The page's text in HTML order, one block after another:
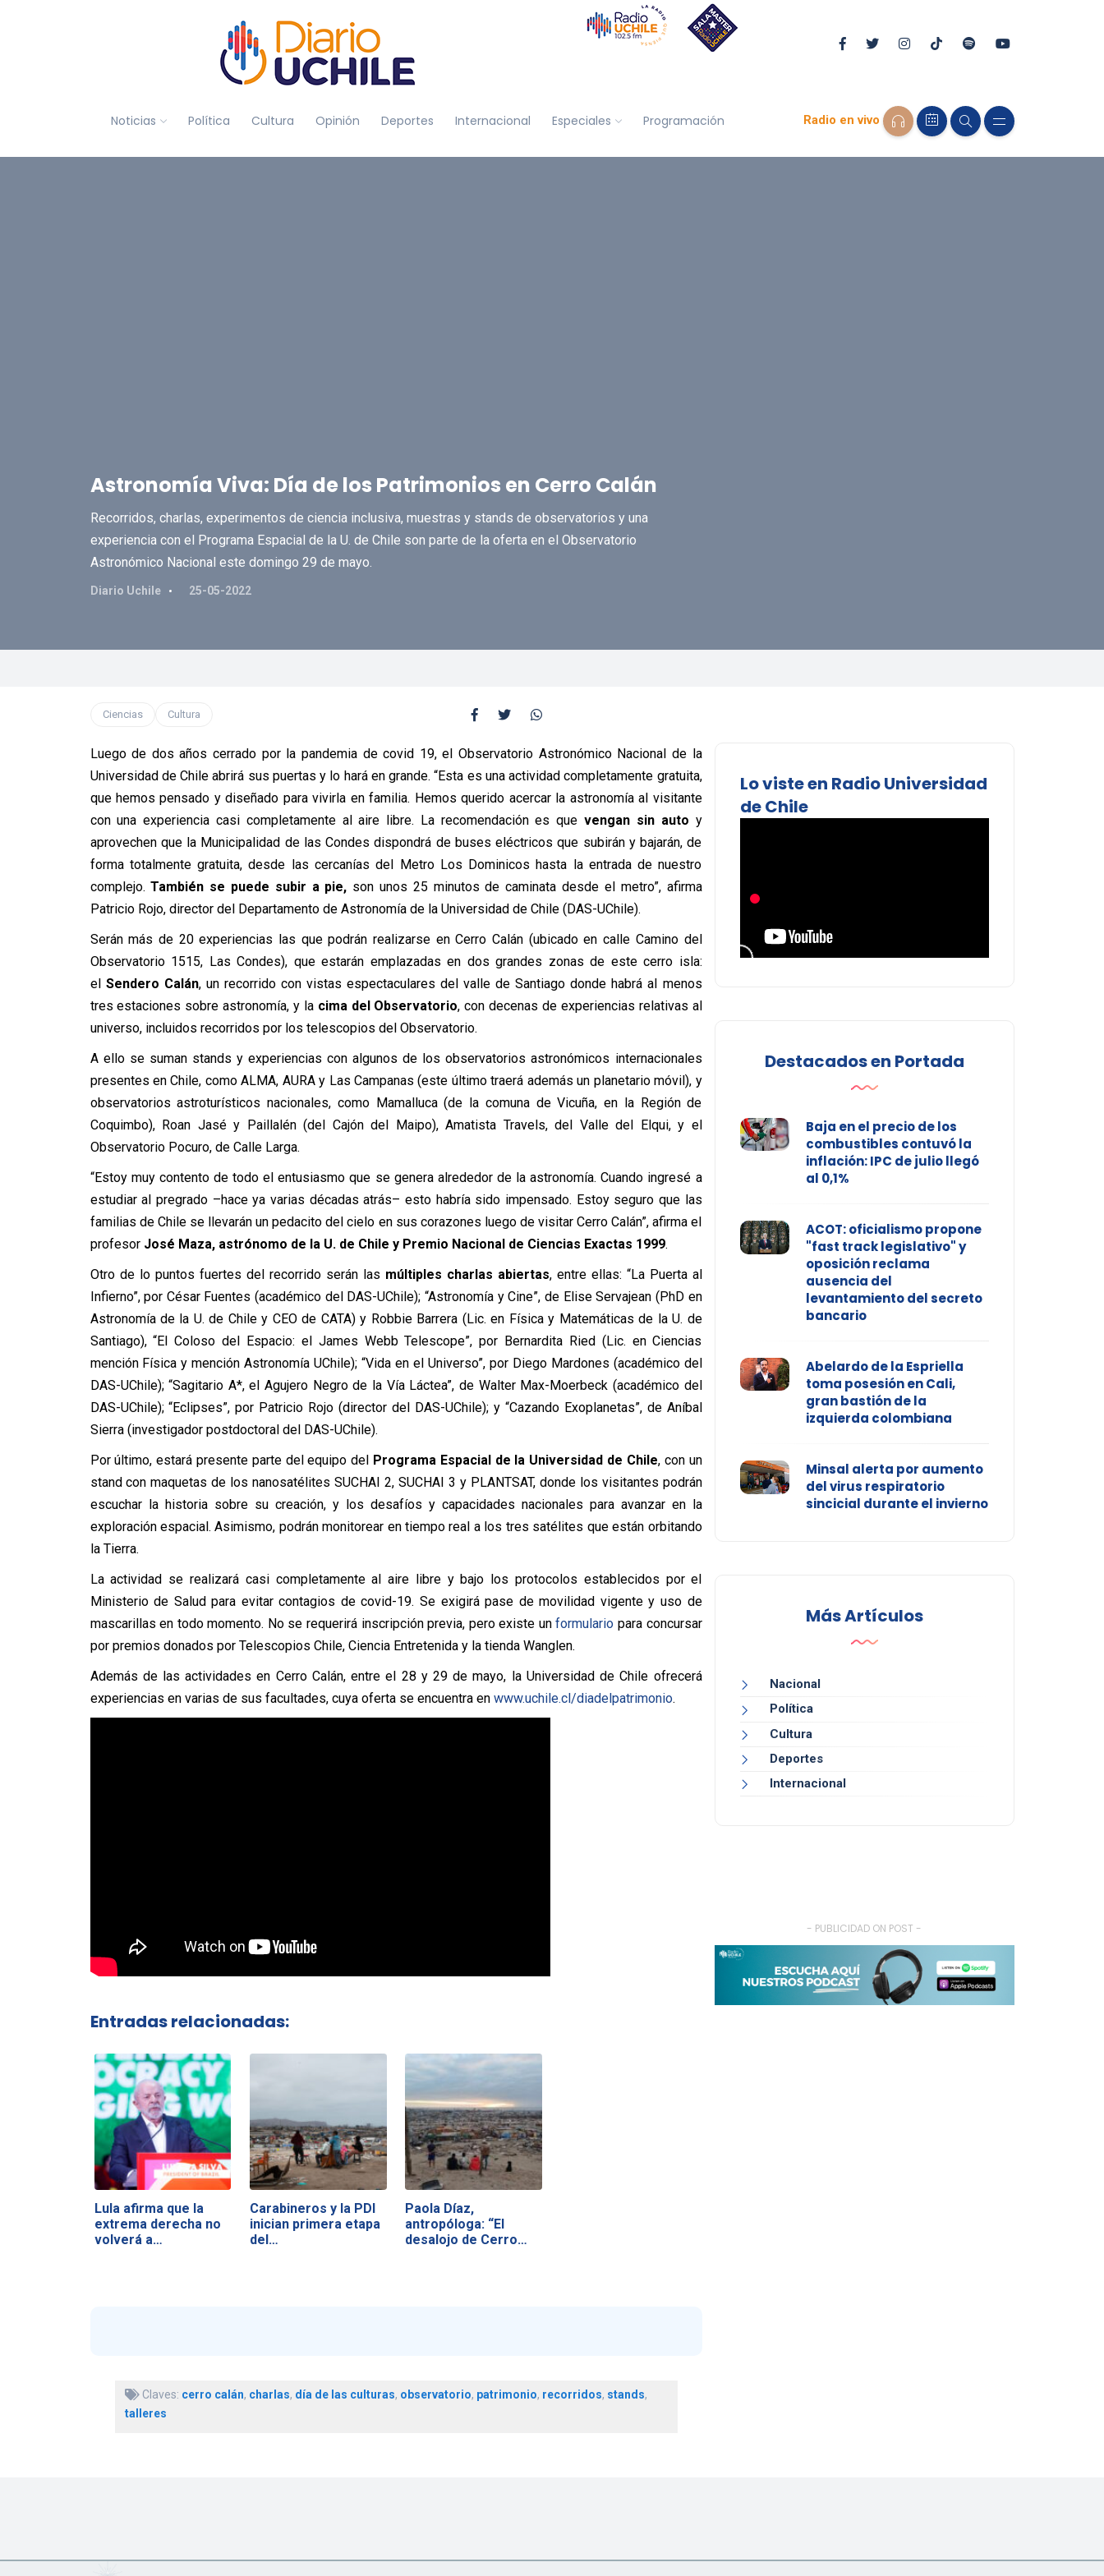
Noticias Política Cultura Opinión Deportes Internacional Especiales Programación Radio en vivo
Astronomía Viva: Día de los Patrimonios en Cerro Calán
Recorridos, charlas, experimentos de ciencia inclusiva, muestras y stands de observatorios y una
experiencia con el Programa Espacial de la U. de Chile son parte de la oferta en el Observatorio
Astronómico Nacional este domingo 29 de mayo.
Diario Uchile 25-05-2022
Ciencias Cultura
Luego de dos años cerrado por la pandemia de covid 19, el Observatorio Astronómico Nacional de la
Universidad de Chile abrirá sus puertas y lo hará en grande. “Esta es una actividad completamente gratuita,
que hemos pensado y diseñado para vivirla en familia. Hemos querido acercar la astronomía al visitante
con una experiencia casi completamente al aire libre. La recomendación es que vengan sin auto y
aprovechen que la Municipalidad de las Condes dispondrá de buses eléctricos que subirán y bajarán, de
forma totalmente gratuita, desde las cercanías del Metro Los Dominicos hasta la entrada de nuestro
complejo.También se puede subir a pie, son unos 25 minutos de caminata desde el metro”, afirma
Patricio Rojo, director del Departamento de Astronomía de la Universidad de Chile (DAS-UChile).
Serán más de 20 experiencias las que podrán realizarse en Cerro Calán (ubicado en calle Camino del
Observatorio 1515, Las Condes), que estarán emplazadas en dos grandes zonas de este cerro isla:
el Sendero Calán, un recorrido con vistas espectaculares del valle de Santiago donde habrá al menos
tres estaciones sobre astronomía, y la cima del Observatorio, con decenas de experiencias relativas al
universo, incluidos recorridos por los telescopios del Observatorio.
A ello se suman stands y experiencias con algunos de los observatorios astronómicos internacionales
presentes en Chile, como ALMA, AURA y Las Campanas (este último traerá además un planetario móvil), y
observatorios astroturísticos nacionales, como Mamalluca (de la comuna de Vicuña, en la Región de
Coquimbo), Roan Jasé y Paillalén (del Cajón del Maipo), Amatista Travels, del Valle del Elqui, y el
Observatorio Pocuro, de Calle Larga.
“Estoy muy contento de todo el entusiasmo que se genera alrededor de la astronomía. Cuando ingresé a
estudiar al pregrado –hace ya varias décadas atrás– esto habría sido impensado. Estoy seguro que las
familias de Chile se llevarán un pedacito del cielo en sus corazones luego de visitar Cerro Calán”, afirma el
profesor José Maza, astrónomo de la U. de Chile y Premio Nacional de Ciencias Exactas 1999.
Otro de lo puntos fuertes del recorrido serán las múltiples charlas abiertas, entre ellas: “La Puerta al
Infierno”, por César Fuentes (académico del DAS-UChile); “Astronomía y Cine”, de Elise Servajean (PhD en
Astronomía de la U. de Chile y CEO de CATA) y Robbie Barrera (Lic. en Física y Matemáticas de la U. de
Santiago), “El Coloso del Espacio: el James Webb Telescope”, por Bernardita Ried (Lic. en Ciencias
mención Física y mención Astronomía UChile); “Vida en el Universo”, por Diego Mardones (académico del
DAS-UChile); “Sagitario A*, el Agujero Negro de la Vía Láctea”, de Walter Max-Moerbeck (académico del
DAS-UChile); “Eclipses”, por Patricio Rojo (director del DAS-UChile); y “Cazando Exoplanetas”, de Aníbal
Sierra (investigador postdoctoral del DAS-UChile).
Por último, estará presente parte del equipo del Programa Espacial de la Universidad de Chile, con un
stand con maquetas de los nanosatélites SUCHAI 2, SUCHAI 3 y PLANTSAT, donde los visitantes podrán
escuchar la historia sobre su creación, y los desafíos y capacidades nacionales para avanzar en la
exploración espacial. Asimismo, podrán monitorear en tiempo real a los tres satélites que están orbitando
la Tierra.
La actividad se realizará casi completamente al aire libre y bajo los protocolos establecidos por el
Ministerio de Salud para evitar contagios de covid-19. Se exigirá pase de movilidad vigente y uso de
mascarillas en todo momento. No se requerirá inscripción previa, pero existe unformulario para concursar
por premios donados por Telescopios Chile, Ciencia Entretenida y la tienda Wanglen.
Además de las actividades en Cerro Calán, entre el 28 y 29 de mayo, la Universidad de Chile ofrecerá
experiencias en varias de sus facultades, cuya oferta se encuentra en www.uchile.cl/diadelpatrimonio.
Entradas relacionadas:
Lula afirma que la
extrema derecha no
volverá a…
Carabineros y la PDI
inician primera etapa
del…
Paola Díaz,
antropóloga: “El
desalojo de Cerro
Claves: cerro calán, charlas, día de las culturas, observatorio, patrimonio, recorridos, stands,
talleres
Lo viste en Radio Universidad
de Chile
Destacados en Portada
Baja en el precio de los
combustibles contuvó la
inflación: IPC de julio llegó
al 0,1%
ACOT: oficialismo propone
"fast track legislativo" y
oposición reclama
ausencia del
levantamiento del secreto
bancario
Abelardo de la Espriella
toma posesión en Cali,
gran bastión de la
izquierda colombiana
Minsal alerta por aumento
del virus respiratorio
sincicial durante el invierno
Más Artículos
Nacional
Política
Cultura
Deportes
Internacional
- PUBLICIDAD ON POST -